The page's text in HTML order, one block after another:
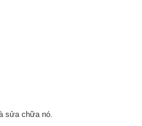
sửa chữa nó.